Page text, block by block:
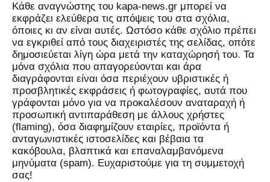
Kάθε αναγνώστης του kapa-news.gr μπορεί να
εκφράζει ελεύθερα τις απόψεις του στα σχόλια,
όποιες κι αν είναι αυτές. Ωστόσο κάθε σχόλιο πρέπει
να εγκριθεί από τους διαχειριστές της σελίδας, οπότε
δημοσιεύεται λίγη ώρα μετά την καταχώρησή του. Τα
μόνα σχόλια που απαγορεύονται και άρα
διαγράφονται είναι όσα περιέχουν υβριστικές ή
προσβλητικές εκφράσεις ή φωτογραφίες, αυτά που
γράφονται μόνο για να προκαλέσουν αναταραχή ή
προσωπική αντιπαράθεση με άλλους χρήστες
(flaming), όσα διαφημίζουν εταιρίες, προϊόντα ή
ανταγωνιστικές ιστοσελίδες και βέβαια τα
κακόβουλα, βλαπτικά και επαναλαμβανόμενα
μηνύματα (spam). Ευχαριστούμε για τη συμμετοχή
σας!